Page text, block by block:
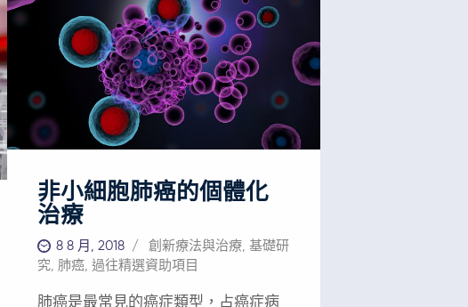
着非凡的意義。 我們需要您的幫助
——為拯救生命的癌症治療帶來希望
您對AFCR的支持將幫助科學家和研究
團隊開發出全面、系統的癌症治療方
法，用於癌症診斷、治療甚至預防。
當您向本基金會捐贈時，您也在幫助
實現拯救生命、消除全球癌症負擔的
非小細胞肺癌的個體化
治療
8 8 月, 2018 創新療法與治療,基礎研
究, 肺癌, 過往精選資助項目
肺癌是最常見的癌症類型，占癌症病